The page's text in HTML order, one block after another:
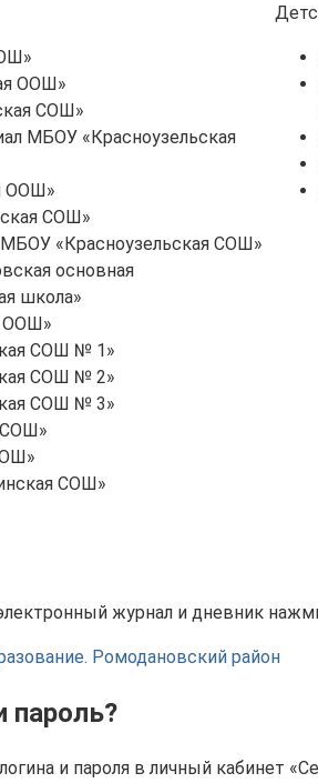
ООШ»
СОШ»
МБОУ «Красноузельская
ООШ»
СОШ»
«Красноузельская СОШ»
основная
школа»
ООШ»
СОШ № 1»
СОШ № 2»
СОШ № 3»
СОШ»
журнал и дневник
Ромодановский район
пароль?
и пароля в личный кабинет